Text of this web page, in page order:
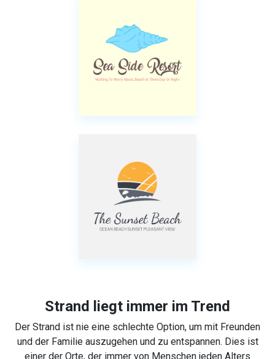
Strand liegt immer im Trend
Der Strand ist nie eine schlechte Option, um mit Freunden
und der Familie auszugehen und zu entspannen. Dies ist
einer der Orte, der immer von Menschen jeden Alters